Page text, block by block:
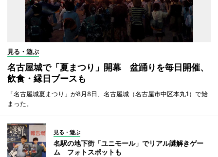
見る・遊ぶ
名古屋城で「夏まつり」開幕 盆踊りを毎日開催、
飲食・縁日ブースも
「名古屋城夏まつり」が8月8日、名古屋城（名古屋市中区本丸1）で始
まった。
見る・遊ぶ
名駅の地下街「ユニモール」でリアル謎解きゲー
ム フォトスポットも